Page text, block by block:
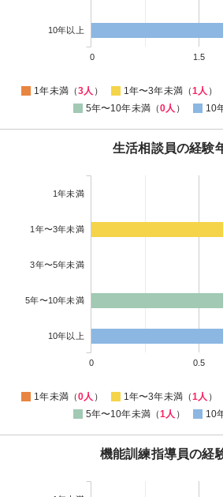
10年以上
0 1.5
1年未満（3人 ） 1年〜3年未満（1人 ）
5年〜10年未満（0人 ） 10
生活相談員の経験
1年未満
1年〜3年未満
3年〜5年未満
5年〜10年未満
10年以上
0 0.5
1年未満（0人 ） 1年〜3年未満（1人 ）
5年〜10年未満（1人 ） 10
機能訓練指導員の経